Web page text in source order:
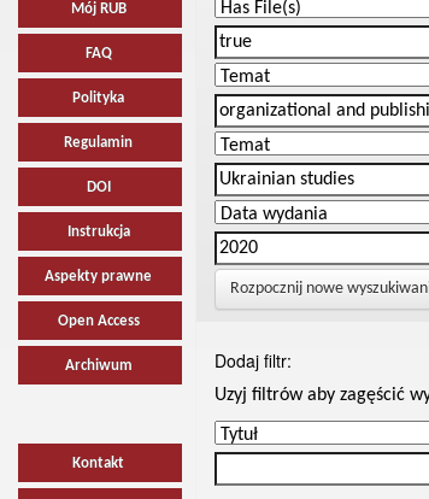
Mój RUB
FAQ
Polityka
Regulamin
DOI
Instrukcja
Aspekty prawne
Open Access
Archiwum
Kontakt
Rozpocznij nowe
Dodaj filtr:
Uzyj filtrów aby zagęścić